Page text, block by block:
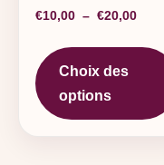
€10,00 – €20,00
Choix des
options